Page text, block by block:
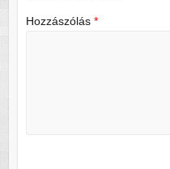
Hozzászólás *